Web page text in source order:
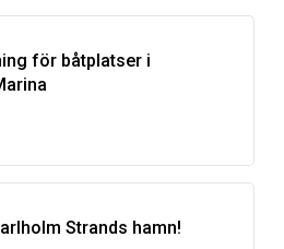
för båtplatser i
Strands hamn!